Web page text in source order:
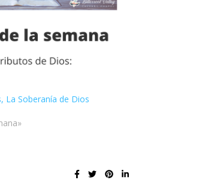
La Soberanía de Dios